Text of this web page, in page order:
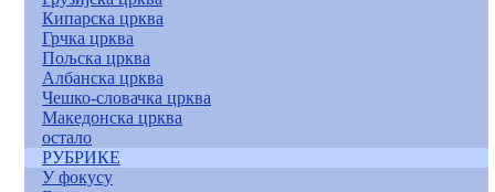
Кипарска црква
Грчка црква
Пољска црква
Албанска црква
Чешко-словачка црква
Македонска црква
остало
РУБРИКЕ
У фокусу